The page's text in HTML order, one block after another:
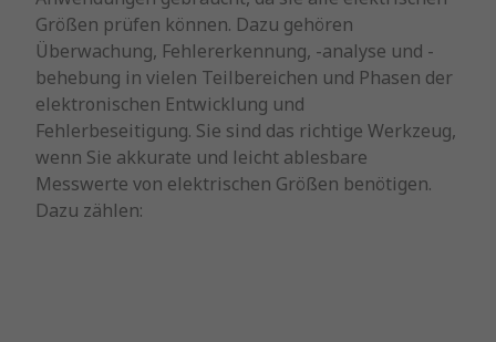
Größen prüfen können. Dazu gehören
Überwachung, Fehlererkennung, -analyse und -
behebung in vielen Teilbereichen und Phasen der
elektronischen Entwicklung und
Fehlerbeseitigung. Sie sind das richtige Werkzeug,
wenn Sie akkurate und leicht ablesbare
Messwerte von elektrischen Größen benötigen.
Dazu zählen: